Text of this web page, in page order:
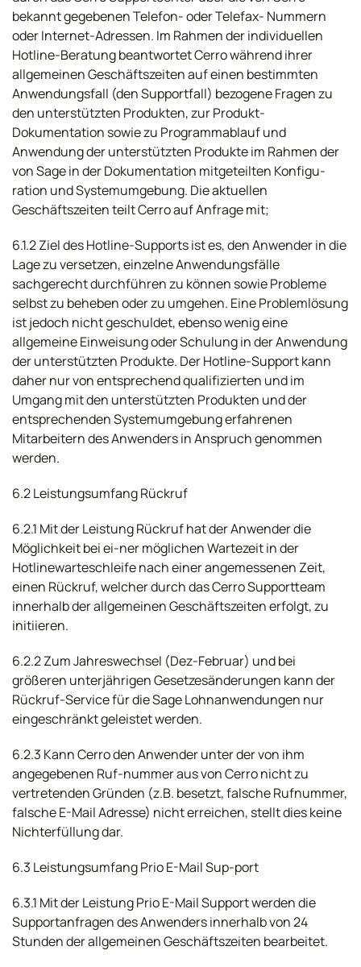
bekannt gegebenen Telefon- oder Telefax- Nummern
oder Internet-Adressen. Im Rahmen der individuellen
Hotline-Beratung beantwortet Cerro während ihrer
allgemeinen Geschäftszeiten auf einen bestimmten
Anwendungsfall (den Supportfall) bezogene Fragen zu
den unterstützten Produkten, zur Produkt-
Dokumentation sowie zu Programmablauf und
Anwendung der unterstützten Produkte im Rahmen der
von Sage in der Dokumentation mitgeteilten Konfigu-
ration und Systemumgebung. Die aktuellen
Geschäftszeiten teilt Cerro auf Anfrage mit;
6.1.2 Ziel des Hotline-Supports ist es, den Anwender in die
Lage zu versetzen, einzelne Anwendungsfälle
sachgerecht durchführen zu können sowie Probleme
selbst zu beheben oder zu umgehen. Eine Problemlösung
ist jedoch nicht geschuldet, ebenso wenig eine
allgemeine Einweisung oder Schulung in der Anwendung
der unterstützten Produkte. Der Hotline-Support kann
daher nur von entsprechend qualifizierten und im
Umgang mit den unterstützten Produkten und der
entsprechenden Systemumgebung erfahrenen
Mitarbeitern des Anwenders in Anspruch genommen
werden.
6.2 Leistungsumfang Rückruf
6.2.1 Mit der Leistung Rückruf hat der Anwender die
Möglichkeit bei ei-ner möglichen Wartezeit in der
Hotlinewarteschleife nach einer angemessenen Zeit,
einen Rückruf, welcher durch das Cerro Supportteam
innerhalb der allgemeinen Geschäftszeiten erfolgt, zu
initiieren.
6.2.2 Zum Jahreswechsel (Dez-Februar) und bei
größeren unterjährigen Gesetzesänderungen kann der
Rückruf-Service für die Sage Lohnanwendungen nur
eingeschränkt geleistet werden.
6.2.3 Kann Cerro den Anwender unter der von ihm
angegebenen Ruf-nummer aus von Cerro nicht zu
vertretenden Gründen (z.B. besetzt, falsche Rufnummer,
falsche E-Mail Adresse) nicht erreichen, stellt dies keine
Nichterfüllung dar.
6.3 Leistungsumfang Prio E-Mail Sup-port
6.3.1 Mit der Leistung Prio E-Mail Support werden die
Supportanfragen des Anwenders innerhalb von 24
Stunden der allgemeinen Geschäftszeiten bearbeitet.